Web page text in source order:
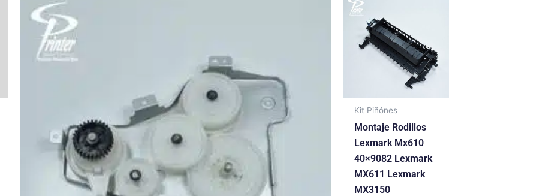
Kit Piñónes
Montaje Rodillos
Lexmark Mx610
40×9082 Lexmark
MX611 Lexmark
MX3150